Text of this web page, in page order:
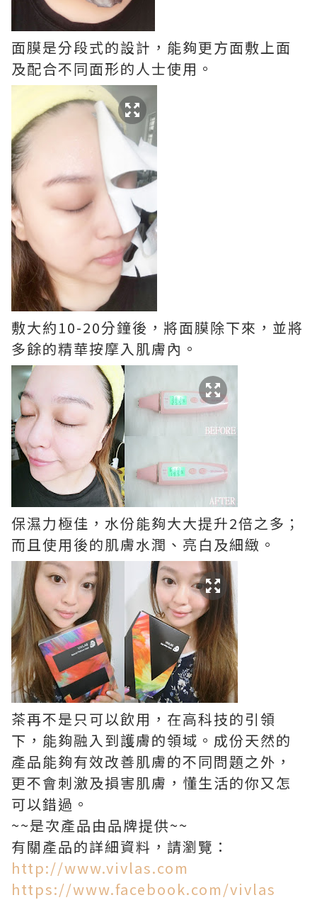
面膜是分段式的設計，能夠更方面敷上面
及配合不同面形的人士使用。
敷大約10-20分鐘後，將面膜除下來，並將
多餘的精華按摩入肌膚內。
保濕力極佳，水份能夠大大提升2倍之多；
而且使用後的肌膚水潤、亮白及細緻。
茶再不是只可以飲用，在高科技的引領
下，能夠融入到護膚的領域。成份天然的
產品能夠有效改善肌膚的不同問題之外，
更不會刺激及損害肌膚，懂生活的你又怎
可以錯過。
~~是次產品由品牌提供~~
有關產品的詳細資料，請瀏覽：
http://www.vivlas.com
https://www.facebook.com/vivlas